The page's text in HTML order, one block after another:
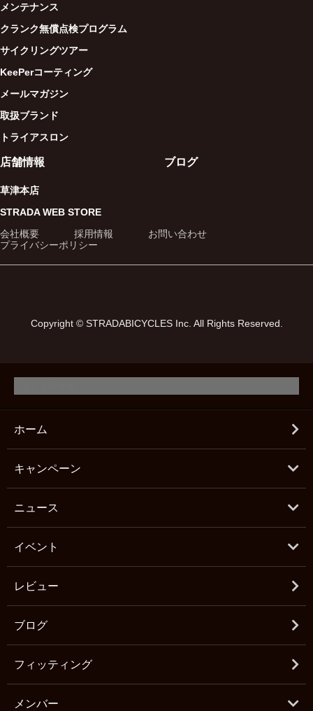
メンテナンス
クランク無償点検プログラム
サイクリングツアー
KeePerコーティング
メールマガジン
取扱ブランド
トライアスロン
店舗情報
草津本店
STRADA WEB STORE
ブログ
会社概要 採用情報
お問い合わせ
プライバシーポリシー
Copyright © STRADABICYCLES Inc. All Rights Reserved.
ホーム
キャンペーン
ニュース
イベント
レビュー
ブログ
フィッティング
メンバー